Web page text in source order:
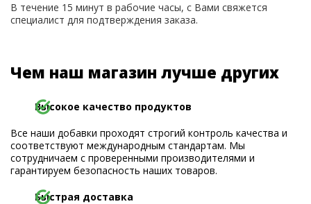
В течение 15 минут в рабочие часы, с Вами свяжется
специалист для подтверждения заказа.
Чем наш магазин лучше других
Высокое качество продуктов
Все наши добавки проходят строгий контроль качества и
соответствуют международным стандартам. Мы
сотрудничаем с проверенными производителями и
гарантируем безопасность наших товаров.
Быстрая доставка